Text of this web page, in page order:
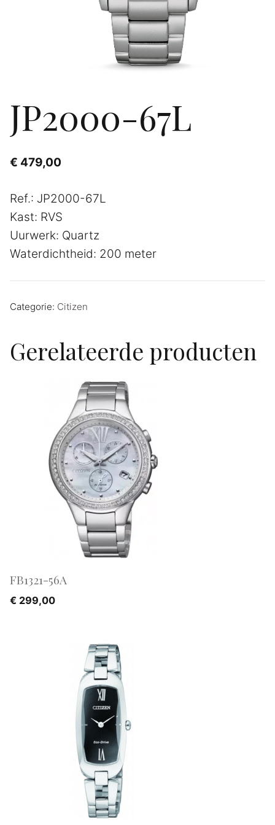
JP2000-67L
€ 479,00
Ref.: JP2000-67L
Kast: RVS
Uurwerk: Quartz
Waterdichtheid: 200 meter
Categorie: Citizen
Gerelateerde producten
FB1321-56A
€ 299,00